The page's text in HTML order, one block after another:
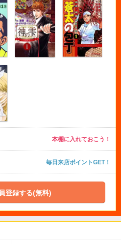
本棚に入れておこう！
毎日来店ポイントGET！
登録する(無料)